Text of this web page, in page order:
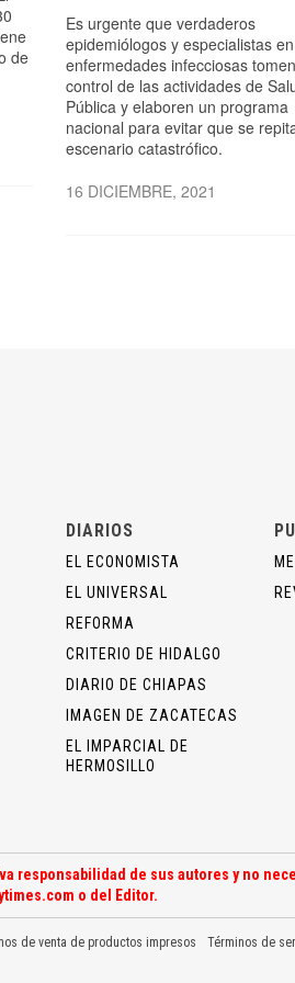
de
Es urgente que verdaderos
epidemiólogos y especialistas en
enfermedades infecciosas
control de las actividades de
Pública y elaboren un programa
nacional para evitar que se
escenario catastrófico.
16 DICIEMBRE, 2021
DIARIOS
EL ECONOMISTA
EL UNIVERSAL
REFORMA
CRITERIO DE HIDALGO
DIARIO DE CHIAPAS
IMAGEN DE ZACATECAS
EL IMPARCIAL DE
HERMOSILLO
responsabilidad de sus autores y no
o del Editor.
de venta de productos impresos Términos de